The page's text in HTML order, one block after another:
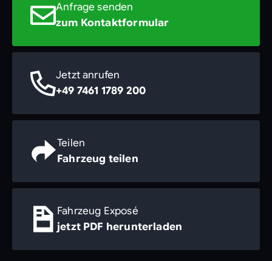
Anfrage senden
zum Kontaktformular
Jetzt anrufen
+49 7461 1789 200
Teilen
Fahrzeug teilen
Fahrzeug Exposé
jetzt PDF herunterladen